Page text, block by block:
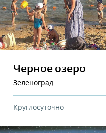
Черное озеро
Зеленоград
Круглосуточно